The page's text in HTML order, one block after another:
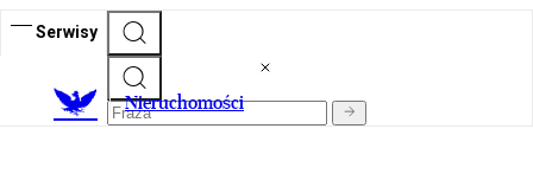
Serwisy
Nieruchomości